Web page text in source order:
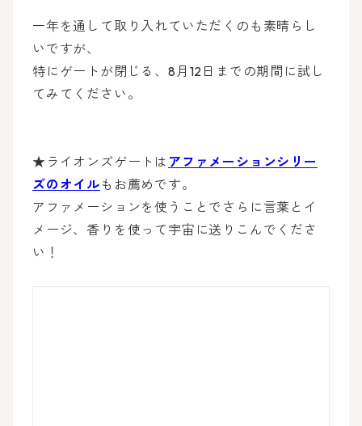
一年を通して取り入れていただくのも素晴らし
いですが、
特にゲートが閉じる、8月12日までの期間に試し
てみてください。
★ライオンズゲートは アファメーションシリー
ズのオイルもお薦めです。
アファメーションを使うことでさらに言葉とイ
メージ、香りを使って宇宙に送りこんでくださ
い！